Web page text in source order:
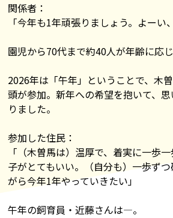
関係者：
「今年も1年頑張りましょう。よーい
園児から70代まで約40人が年齢に応
2026年は「午年」ということで、木
頭が参加。新年への希望を抱いて、
りました。
参加した住民：
「（木曽馬は）温厚で、着実に一歩
子がとてもいい。（自分も）一歩ず
がら今年1年やっていきたい」
午年の飼育員・近藤さんは―。